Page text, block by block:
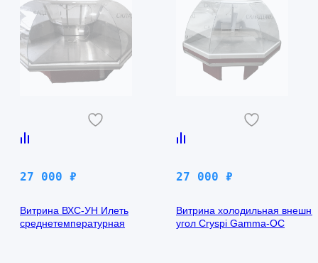
27 000 ₽
Витрина ВХС-УН Илеть
среднетемпературная
27 000 ₽
Витрина холодильная
угол Cryspi Gamma-OC